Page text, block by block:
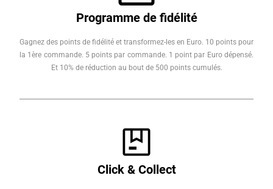
Programme de fidélité
Gagnez des points de fidélité et transformez-les en Euro. 10 points pour
la 1ère commande. 5 points par commande. 1 point par Euro dépensé.
Et 10% de réduction au bout de 500 points cumulés.
Click & Collect